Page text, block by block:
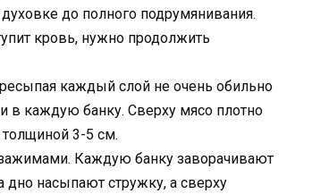
до полного подрумянивания.
кровь, нужно продолжить
каждый слой не очень обильно
каждую банку. Сверху мясо плотно
3-5 см.
Каждую банку заворачивают
насыпают стружку, а сверху